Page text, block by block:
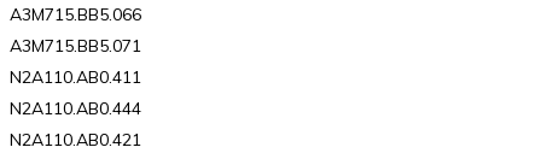
A3M715.BB5.066
A3M715.BB5.071
N2A110.AB0.411
N2A110.AB0.444
N2A110.AB0.421